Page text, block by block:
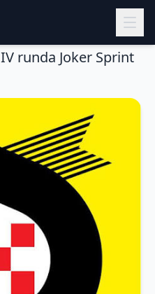
IV runda Joker Sprint